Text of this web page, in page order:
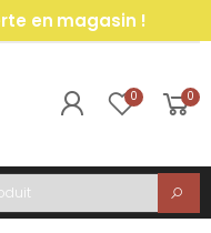
en magasin !
0 0